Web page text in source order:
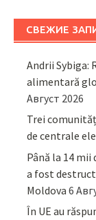
СВЕЖИЕ
Andrii Sybiga:
alimentară
Август 2026
Trei
de centrale
Până la 14 mii
a fost
Moldova 6
În UE au